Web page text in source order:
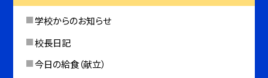
学校からのお知らせ
校長日記
今日の給食（献立）